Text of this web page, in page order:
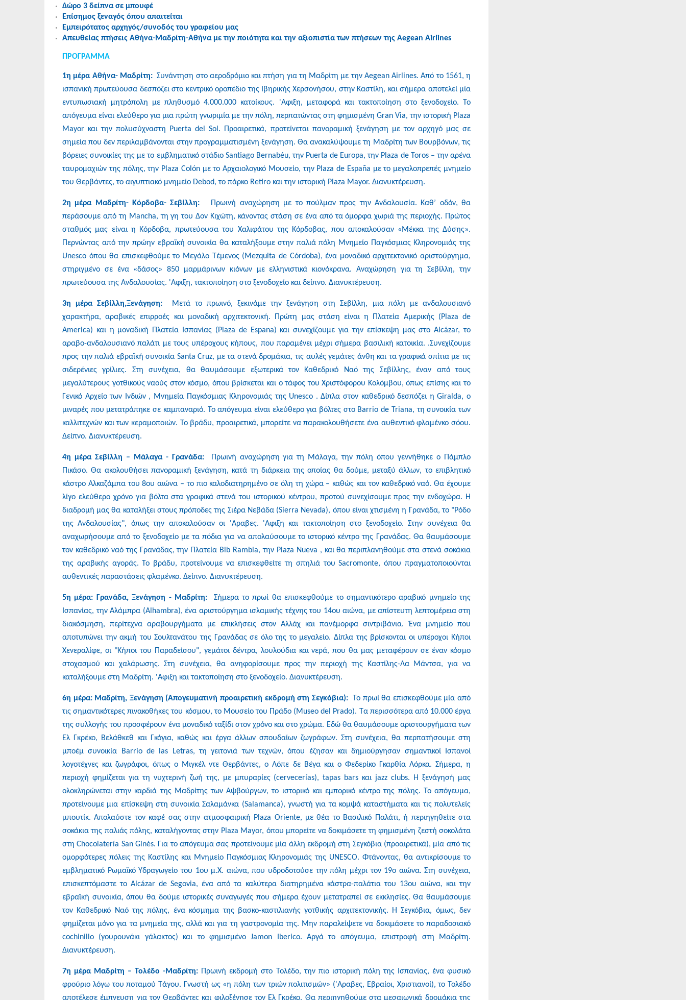
Δώρο 3 δείπνα σε μπουφέ
Επίσημος ξεναγός όπου απαιτείται
Εμπειρότατος αρχηγός/συνοδός του γραφείου μας
Απευθείας πτήσεις Αθήνα-Μαδρίτη-Αθήνα με την ποιότητα και την αξιοπιστία των πτήσεων της Aegean Airlines
ΠΡΟΓΡΑΜΜΑ
1η μέρα Αθήνα- Μαδρίτη: Συνάντηση στο αεροδρόμιο και πτήση για τη Μαδρίτη με την Aegean Airlines. Από το 1561, η
ισπανική πρωτεύουσα δεσπόζει στο κεντρικό οροπέδιο της Ιβηρικής Χερσονήσου, στην Καστίλη, και σήμερα αποτελεί μία
εντυπωσιακή μητρόπολη με πληθυσμό 4.000.000 κατοίκους. 'Αφιξη, μεταφορά και τακτοποίηση στο ξενοδοχείο. Το
απόγευμα είναι ελεύθερο για μια πρώτη γνωριμία με την πόλη, περπατώντας στη φημισμένη Gran Via, την ιστορική Plaza
Mayor και την πολυσύχναστη Puerta del Sol. Προαιρετικά, προτείνεται πανοραμική ξενάγηση με τον αρχηγό μας σε
σημεία που δεν περιλαμβάνονται στην προγραμματισμένη ξενάγηση. Θα ανακαλύψουμε τη Μαδρίτη των Βουρβόνων, τις
βόρειες συνοικίες της με το εμβληματικό στάδιο Santiago Bernabéu, την Puerta de Europa, την Plaza de Toros – την αρένα
ταυρομαχιών της πόλης, την Plaza Colón με το Αρχαιολογικό Μουσείο, την Plaza de España με το μεγαλοπρεπές μνημείο
του Θερβάντες, το αιγυπτιακό μνημείο Debod, το πάρκο Retiro και την ιστορική Plaza Mayor. Διανυκτέρευση.
2η μέρα Μαδρίτη- Κόρδοβα- Σεβίλλη:
Πρωινή αναχώρηση με το πούλμαν προς την Ανδαλουσία. Καθ’ οδόν, θα
περάσουμε από τη Mancha, τη γη του Δον Κιχώτη, κάνοντας στάση σε ένα από τα όμορφα χωριά της περιοχής. Πρώτος
σταθμός μας είναι η Κόρδοβα, πρωτεύουσα του Χαλιφάτου της Κόρδοβας, που αποκαλούσαν «Μέκκα της Δύσης».
Περνώντας από την πρώην εβραϊκή συνοικία θα καταλήξουμε στην παλιά πόλη Μνημείο Παγκόσμιας Κληρονομιάς της
Unesco όπου θα επισκεφθούμε το Μεγάλο Τέμενος (Mezquita de Córdoba), ένα μοναδικό αρχιτεκτονικό αριστούργημα,
στηριγμένο σε ένα «δάσος» 850 μαρμάρινων κιόνων με ελληνιστικά κιονόκρανα. Αναχώρηση για τη Σεβίλλη, την
πρωτεύουσα της Ανδαλουσίας. 'Αφιξη, τακτοποίηση στο ξενοδοχείο και δείπνο. Διανυκτέρευση.
3η μέρα Σεβίλλη,Ξενάγηση:
Μετά το πρωινό, ξεκινάμε την ξενάγηση στη Σεβίλλη, μια πόλη με ανδαλουσιανό
χαρακτήρα, αραβικές επιρροές και μοναδική αρχιτεκτονική. Πρώτη μας στάση είναι η Πλατεία Αμερικής (Plaza de
America) και η μοναδική Πλατεία Ισπανίας (Plaza de Espana) και συνεχίζουμε για την επίσκεψη μας στο Alcázar, το
αραβο-ανδαλουσιανό παλάτι με τους υπέροχους κήπους, που παραμένει μέχρι σήμερα βασιλική κατοικία. .Συνεχίζουμε
προς την παλιά εβραϊκή συνοικία Santa Cruz, με τα στενά δρομάκια, τις αυλές γεμάτες άνθη και τα γραφικά σπίτια με τις
σιδερένιες γρίλιες. Στη συνέχεια, θα θαυμάσουμε εξωτερικά τον Καθεδρικό Ναό της Σεβίλλης, έναν από τους
μεγαλύτερους γοτθικούς ναούς στον κόσμο, όπου βρίσκεται και ο τάφος του Χριστόφορου Κολόμβου, όπως επίσης και το
Γενικό Αρχείο των Ινδιών , Μνημεία Παγκόσμιας Κληρονομιάς της Unesco . Δίπλα στον καθεδρικό δεσπόζει η Giralda, ο
μιναρές που μετατράπηκε σε καμπαναριό. Το απόγευμα είναι ελεύθερο για βόλτες στο Barrio de Triana, τη συνοικία των
καλλιτεχνών και των κεραμοποιών. Το βράδυ, προαιρετικά, μπορείτε να παρακολουθήσετε ένα αυθεντικό φλαμένκο σόου.
Δείπνο. Διανυκτέρευση.
4η μέρα Σεβίλλη – Mάλαγα - Γρανάδα:
Πρωινή αναχώρηση για τη Μάλαγα, την πόλη όπου γεννήθηκε ο Πάμπλο
Πικάσο. Θα ακολουθήσει πανοραμική ξενάγηση, κατά τη διάρκεια της οποίας θα δούμε, μεταξύ άλλων, το επιβλητικό
κάστρο Αλκαζάμπα του 8ου αιώνα – το πιο καλοδιατηρημένο σε όλη τη χώρα – καθώς και τον καθεδρικό ναό. Θα έχουμε
λίγο ελεύθερο χρόνο για βόλτα στα γραφικά στενά του ιστορικού κέντρου, προτού συνεχίσουμε προς την ενδοχώρα. Η
διαδρομή μας θα καταλήξει στους πρόποδες της Σιέρα Νεβάδα (Sierra Nevada), όπου είναι χτισμένη η Γρανάδα, το "Ρόδο
της Ανδαλουσίας", όπως την αποκαλούσαν οι 'Αραβες. 'Αφιξη και τακτοποίηση στο ξενοδοχείο. Στην συνέχεια θα
αναχωρήσουμε από το ξενοδοχείο με τα πόδια για να απολαύσουμε το ιστορικό κέντρο της Γρανάδας. Θα θαυμάσουμε
τον καθεδρικό ναό της Γρανάδας, την Πλατεία Bib Rambla, την Plaza Nueva , και θα περιπλανηθούμε στα στενά σοκάκια
της αραβικής αγοράς. Το βράδυ, προτείνουμε να επισκεφθείτε τη σπηλιά του Sacromonte, όπου πραγματοποιούνται
αυθεντικές παραστάσεις φλαμένκο. Δείπνο. Διανυκτέρευση.
5η μέρα: Γρανάδα, Ξενάγηση - Μαδρίτη: Σήμερα το πρωί θα επισκεφθούμε το σημαντικότερο αραβικό μνημείο της
Ισπανίας, την Αλάμπρα (Alhambra), ένα αριστούργημα ισλαμικής τέχνης του 14ου αιώνα, με απίστευτη λεπτομέρεια στη
διακόσμηση, περίτεχνα αραβουργήματα με επικλήσεις στον Αλλάχ και πανέμορφα σιντριβάνια. Ένα μνημείο που
αποτυπώνει την ακμή του Σουλτανάτου της Γρανάδας σε όλο της το μεγαλείο. Δίπλα της βρίσκονται οι υπέροχοι Κήποι
Χενεραλίφε, οι "Κήποι του Παραδείσου", γεμάτοι δέντρα, λουλούδια και νερά, που θα μας μεταφέρουν σε έναν κόσμο
στοχασμού και χαλάρωσης. Στη συνέχεια, θα ανηφορίσουμε προς την περιοχή της Καστίλης-Λα Μάντσα, για να
καταλήξουμε στη Μαδρίτη. 'Αφιξη και τακτοποίηση στο ξενοδοχείο. Διανυκτέρευση.
6η μέρα: Μαδρίτη, Ξενάγηση (Απογευματινή προαιρετική εκδρομή στη Σεγκόβια): Το πρωί θα επισκεφθούμε μία από
τις σημαντικότερες πινακοθήκες του κόσμου, το Μουσείο του Πράδο (Museo del Prado). Τα περισσότερα από 10.000 έργα
της συλλογής του προσφέρουν ένα μοναδικό ταξίδι στον χρόνο και στο χρώμα. Εδώ θα θαυμάσουμε αριστουργήματα των
Ελ Γκρέκο, Βελάθκεθ και Γκόγια, καθώς και έργα άλλων σπουδαίων ζωγράφων. Στη συνέχεια, θα περπατήσουμε στη
μποέμ συνοικία Barrio de las Letras, τη γειτονιά των τεχνών, όπου έζησαν και δημιούργησαν σημαντικοί Ισπανοί
λογοτέχνες και ζωγράφοι, όπως ο Μιγκέλ ντε Θερβάντες, ο Λόπε δε Βέγα και ο Φεδερίκο Γκαρθία Λόρκα. Σήμερα, η
περιοχή φημίζεται για τη νυχτερινή ζωή της, με μπυραρίες (cervecerías), tapas bars και jazz clubs. Η ξενάγησή μας
ολοκληρώνεται στην καρδιά της Μαδρίτης των Αψβούργων, το ιστορικό και εμπορικό κέντρο της πόλης. Το απόγευμα,
προτείνουμε μια επίσκεψη στη συνοικία Σαλαμάνκα (Salamanca), γνωστή για τα κομψά καταστήματα και τις πολυτελείς
μπουτίκ. Απολαύστε τον καφέ σας στην ατμοσφαιρική Plaza Oriente, με θέα το Βασιλικό Παλάτι, ή περιηγηθείτε στα
σοκάκια της παλιάς πόλης, καταλήγοντας στην Plaza Mayor, όπου μπορείτε να δοκιμάσετε τη φημισμένη ζεστή σοκολάτα
στη Chocolatería San Ginés. Για το απόγευμα σας προτείνουμε μία άλλη εκδρομή στη Σεγκόβια (προαιρετικά), μία από τις
ομορφότερες πόλεις της Καστίλης και Μνημείο Παγκόσμιας Κληρονομιάς της UNESCO. Φτάνοντας, θα αντικρίσουμε το
εμβληματικό Ρωμαϊκό Υδραγωγείο του 1ου μ.Χ. αιώνα, που υδροδοτούσε την πόλη μέχρι τον 19ο αιώνα. Στη συνέχεια,
επισκεπτόμαστε το Alcázar de Segovia, ένα από τα καλύτερα διατηρημένα κάστρα-παλάτια του 13ου αιώνα, και την
εβραϊκή συνοικία, όπου θα δούμε ιστορικές συναγωγές που σήμερα έχουν μετατραπεί σε εκκλησίες. Θα θαυμάσουμε
τον Καθεδρικό Ναό της πόλης, ένα κόσμημα της βασκο-καστιλιανής γοτθικής αρχιτεκτονικής. Η Σεγκόβια, όμως, δεν
φημίζεται μόνο για τα μνημεία της, αλλά και για τη γαστρονομία της. Μην παραλείψετε να δοκιμάσετε το παραδοσιακό
cochinillo (γουρουνάκι γάλακτος) και το φημισμένο Jamon Iberico. Αργά το απόγευμα, επιστροφή στη Μαδρίτη.
Διανυκτέρευση.
7η μέρα Μαδρίτη – Τολέδο -Μαδρίτη: Πρωινή εκδρομή στο Τολέδο, την πιο ιστορική πόλη της Ισπανίας, ένα φυσικό
φρούριο λόγω του ποταμού Τάγου. Γνωστή ως «η πόλη των τριών πολιτισμών» ('Αραβες, Εβραίοι, Χριστιανοί), το Τολέδο
αποτέλεσε έμπνευση για τον Θερβάντες και φιλοξένησε τον Ελ Γκρέκο. Θα περιηγηθούμε στα μεσαιωνικά δρομάκια της